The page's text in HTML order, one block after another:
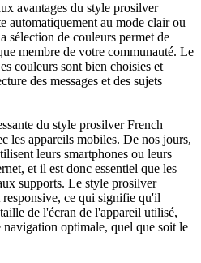
avantages du style prosilver
automatiquement au mode clair ou
sélection de couleurs permet de
membre de votre communauté. Le
couleurs sont bien choisies et
des messages et des sujets
du style prosilver French
les appareils mobiles. De nos jours,
leurs smartphones ou leurs
et il est donc essentiel que les
supports. Le style prosilver
ce qui signifie qu'il
de l'écran de l'appareil utilisé,
optimale, quel que soit le